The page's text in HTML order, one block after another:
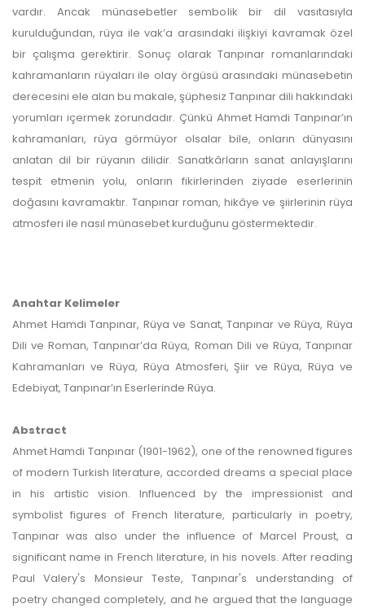
vardır. Ancak münasebetler sembolik bir dil vasıtasıyla
kurulduğundan, rüya ile vak’a arasındaki ilişkiyi kavramak özel
bir çalışma gerektirir. Sonuç olarak Tanpınar romanlarındaki
kahramanların rüyaları ile olay örgüsü arasındaki münasebetin
derecesini ele alan bu makale, şüphesiz Tanpınar dili hakkındaki
yorumları içermek zorundadır. Çünkü Ahmet Hamdi Tanpınar’ın
kahramanları, rüya görmüyor olsalar bile, onların dünyasını
anlatan dil bir rüyanın dilidir. Sanatkârların sanat anlayışlarını
tespit etmenin yolu, onların fikirlerinden ziyade eserlerinin
doğasını kavramaktır. Tanpınar roman, hikâye ve şiirlerinin rüya
atmosferi ile nasıl münasebet kurduğunu göstermektedir.
Anahtar Kelimeler
Ahmet Hamdi Tanpınar, Rüya ve Sanat, Tanpınar ve Rüya, Rüya
Dili ve Roman, Tanpınar’da Rüya, Roman Dili ve Rüya, Tanpınar
Kahramanları ve Rüya, Rüya Atmosferi, Şiir ve Rüya, Rüya ve
Edebiyat, Tanpınar’ın Eserlerinde Rüya.
Abstract
Ahmet Hamdi Tanpınar (1901-1962), one of the renowned figures
of modern Turkish literature, accorded dreams a special place
in his artistic vision. Influenced by the impressionist and
symbolist figures of French literature, particularly in poetry,
Tanpınar was also under the influence of Marcel Proust, a
significant name in French literature, in his novels. After reading
Paul Valery's Monsieur Teste, Tanpınar's understanding of
poetry changed completely, and he argued that the language